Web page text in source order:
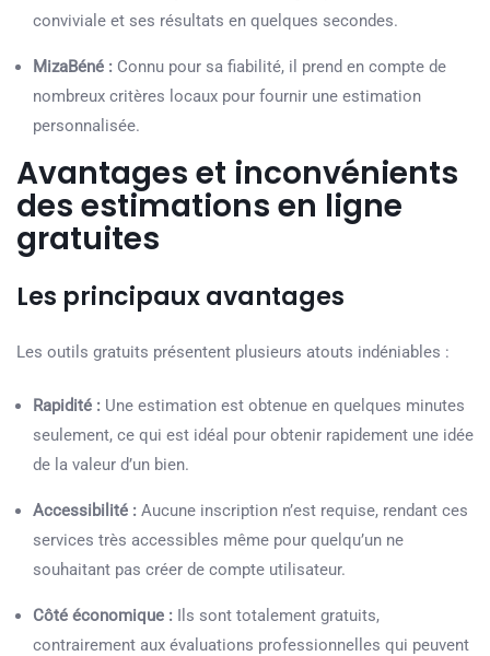
conviviale et ses résultats en quelques secondes.
MizaBéné : Connu pour sa fiabilité, il prend en compte de
nombreux critères locaux pour fournir une estimation
personnalisée.
Avantages et inconvénients
des estimations en ligne
gratuites
Les principaux avantages
Les outils gratuits présentent plusieurs atouts indéniables :
Rapidité : Une estimation est obtenue en quelques minutes
seulement, ce qui est idéal pour obtenir rapidement une idée
de la valeur d’un bien.
Accessibilité : Aucune inscription n’est requise, rendant ces
services très accessibles même pour quelqu’un ne
souhaitant pas créer de compte utilisateur.
Côté économique : Ils sont totalement gratuits,
contrairement aux évaluations professionnelles qui peuvent